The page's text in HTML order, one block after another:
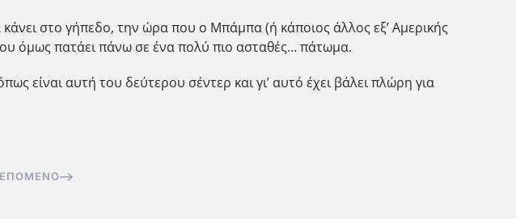
κάνει στο γήπεδο, την ώρα που ο Μπάμπα (ή κάποιος άλλος εξ’ Αμερικής
όμως πατάει πάνω σε ένα πολύ πιο ασταθές… πάτωμα.
είναι αυτή του δεύτερου σέντερ και γι’ αυτό έχει βάλει πλώρη για
ΕΠΌΜΕΝΟ